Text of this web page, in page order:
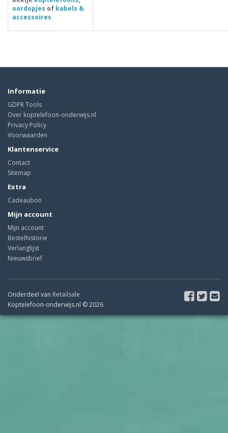
oordopjes of kabels &
accessoires
Informatie
GDPR Tools
Over koptelefoon-onderwijs.nl
Privacy Policy
Voorwaarden
Klantenservice
Contact
Sitemap
Extra
Cadeaubon
Mijn account
Mijn account
Bestelhistorie
Verlanglijst
Nieuwsbrief
Onderdeel van Retailsale
Koptelefoon-onderwijs.nl © 2026